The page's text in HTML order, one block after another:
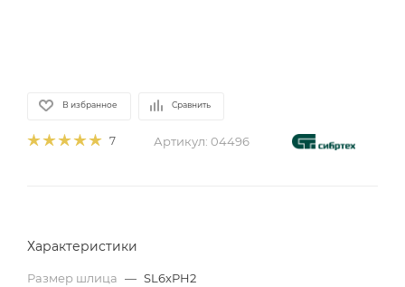
В избранное Сравнить
7 Артикул: 04496
Характеристики
Размер шлица — SL6xPH2